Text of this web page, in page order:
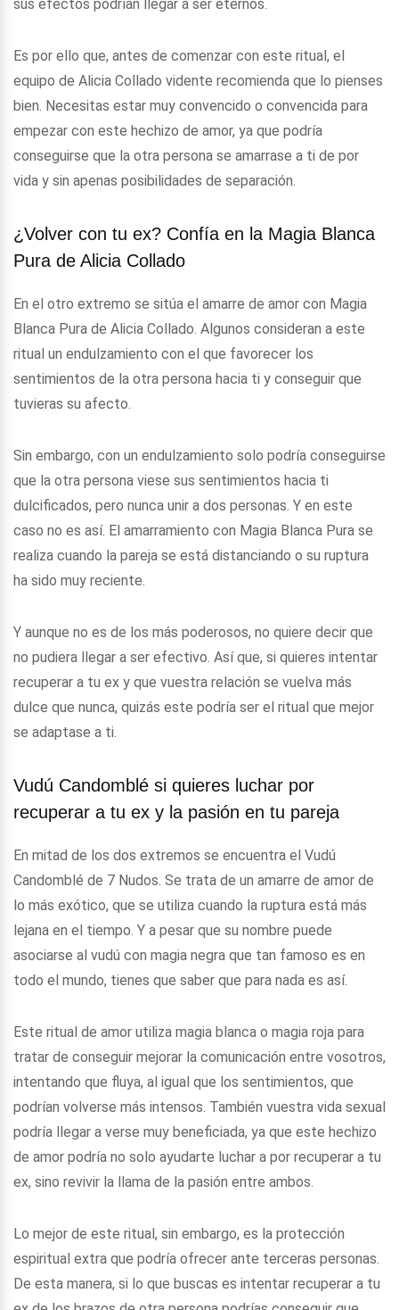
sus efectos podrían llegar a ser eternos.
Es por ello que, antes de comenzar con este ritual, el
equipo de Alicia Collado vidente recomienda que lo pienses
bien. Necesitas estar muy convencido o convencida para
empezar con este hechizo de amor, ya que podría
conseguirse que la otra persona se amarrase a ti de por
vida y sin apenas posibilidades de separación.
¿Volver con tu ex? Confía en la Magia Blanca
Pura de Alicia Collado
En el otro extremo se sitúa el amarre de amor con Magia
Blanca Pura de Alicia Collado. Algunos consideran a este
ritual un endulzamiento con el que favorecer los
sentimientos de la otra persona hacia ti y conseguir que
tuvieras su afecto.
Sin embargo, con un endulzamiento solo podría conseguirse
que la otra persona viese sus sentimientos hacia ti
dulcificados, pero nunca unir a dos personas. Y en este
caso no es así. El amarramiento con Magia Blanca Pura se
realiza cuando la pareja se está distanciando o su ruptura
ha sido muy reciente.
Y aunque no es de los más poderosos, no quiere decir que
no pudiera llegar a ser efectivo. Así que, si quieres intentar
recuperar a tu ex y que vuestra relación se vuelva más
dulce que nunca, quizás este podría ser el ritual que mejor
se adaptase a ti.
Vudú Candomblé si quieres luchar por
recuperar a tu ex y la pasión en tu pareja
En mitad de los dos extremos se encuentra el Vudú
Candomblé de 7 Nudos. Se trata de un amarre de amor de
lo más exótico, que se utiliza cuando la ruptura está más
lejana en el tiempo. Y a pesar que su nombre puede
asociarse al vudú con magia negra que tan famoso es en
todo el mundo, tienes que saber que para nada es así.
Este ritual de amor utiliza magia blanca o magia roja para
tratar de conseguir mejorar la comunicación entre vosotros,
intentando que fluya, al igual que los sentimientos, que
podrían volverse más intensos. También vuestra vida sexual
podría llegar a verse muy beneficiada, ya que este hechizo
de amor podría no solo ayudarte luchar a por recuperar a tu
ex, sino revivir la llama de la pasión entre ambos.
Lo mejor de este ritual, sin embargo, es la protección
espiritual extra que podría ofrecer ante terceras personas.
De esta manera, si lo que buscas es intentar recuperar a tu